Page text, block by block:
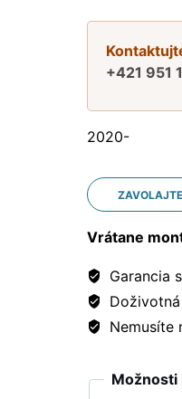
+421 951
2020-
Vrátane
Garancia
Nemusíte
Možnosti